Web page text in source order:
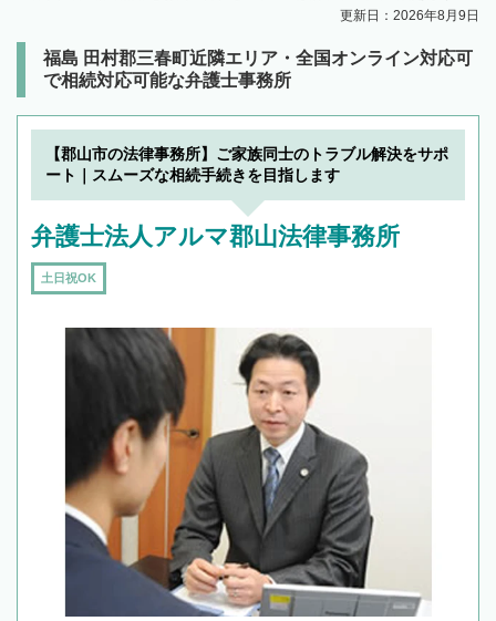
更新日：2026年8月9日
福島 田村郡三春町近隣エリア・全国オンライン対応可
で相続対応可能な弁護士事務所
【郡山市の法律事務所】ご家族同士のトラブル解決をサポ
ート｜スムーズな相続手続きを目指します
弁護士法人アルマ郡山法律事務所
土日祝OK